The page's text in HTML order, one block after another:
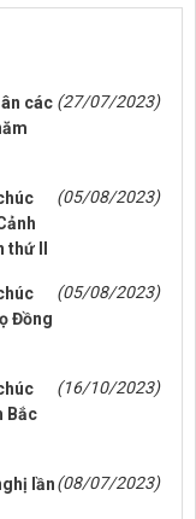
các (27/07/2023)
II
(05/08/2023)
Đồng
(05/08/2023)
Bắc
(16/10/2023)
lần(08/07/2023)